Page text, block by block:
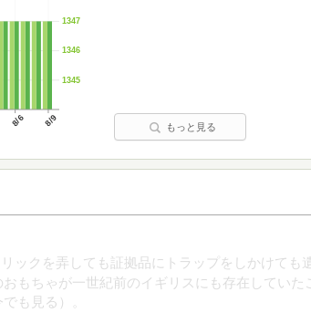
8/6 8/9
1345
1346
1347
もっと見る
ックを弄しても証拠品にトラップをしかけても
もちゃが一世紀前のイギリスにも存在していた
も見る）。